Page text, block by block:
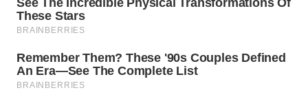
WAHANA
UMKM
WAHANA
SELEB